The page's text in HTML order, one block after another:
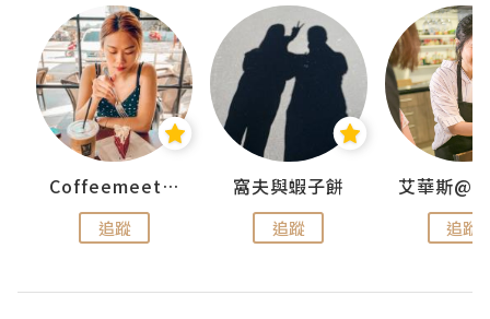
Coffeemeetjojo
追蹤
窩夫與蝦子餅
追蹤 追蹤